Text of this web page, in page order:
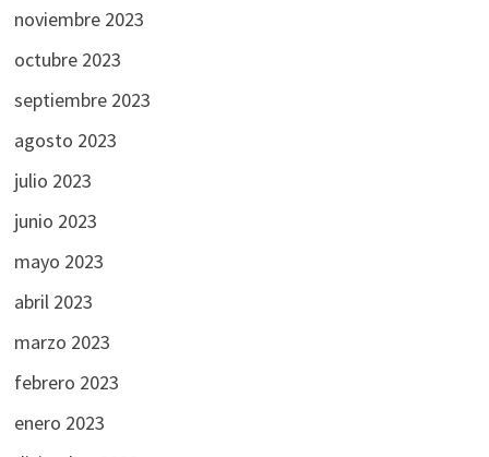
noviembre 2023
octubre 2023
septiembre 2023
agosto 2023
julio 2023
junio 2023
mayo 2023
abril 2023
marzo 2023
febrero 2023
enero 2023